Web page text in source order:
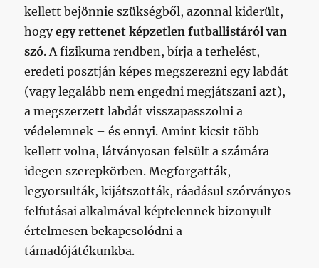
kellett bejönnie szükségből, azonnal kiderült,
hogyegy rettenet képzetlen futballistáról van
szó. A fizikuma rendben, bírja a terhelést,
eredeti posztján képes megszerezni egy labdát
(vagy legalább nem engedni megjátszani azt),
a megszerzett labdát visszapasszolni a
védelemnek – és ennyi. Amint kicsit több
kellett volna, látványosan felsült a számára
idegen szerepkörben. Megforgatták,
legyorsulták, kijátszották, ráadásul szórványos
felfutásai alkalmával képtelennek bizonyult
értelmesen bekapcsolódni a
támadójátékunkba.